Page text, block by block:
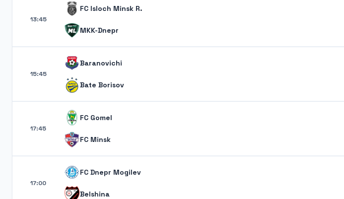
13:45
FC Isloch Minsk R.
MKK-Dnepr
15:45
Baranovichi
Bate Borisov
17:45
FC Gomel
FC Minsk
17:00
FC Dnepr Mogilev
Belshina